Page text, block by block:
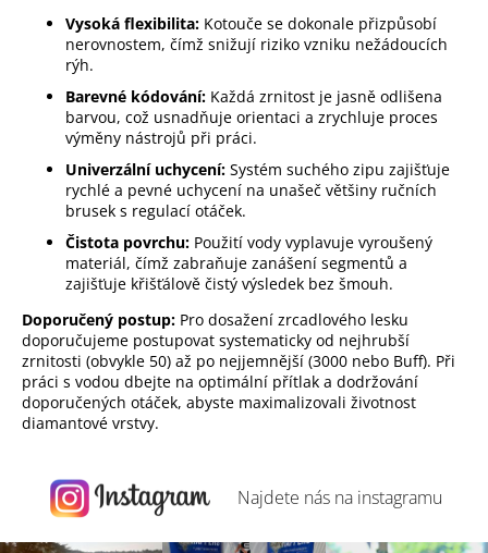
y
v
p
i
s
u
Vysoká flexibilita: Kotouče se dokonale přizpůsobí
nerovnostem, čímž snižují riziko vzniku nežádoucích
rýh.
Barevné kódování: Každá zrnitost je jasně odlišena
barvou, což usnadňuje orientaci a zrychluje proces
výměny nástrojů při práci.
Univerzální uchycení: Systém suchého zipu zajišťuje
rychlé a pevné uchycení na unašeč většiny ručních
brusek s regulací otáček.
Čistota povrchu: Použití vody vyplavuje vyroušený
materiál, čímž zabraňuje zanášení segmentů a
zajišťuje křišťálově čistý výsledek bez šmouh.
Doporučený postup: Pro dosažení zrcadlového lesku
doporučujeme postupovat systematicky od nejhrubší
zrnitosti (obvykle 50) až po nejjemnější (3000 nebo Buff). Při
práci s vodou dbejte na optimální přítlak a dodržování
doporučených otáček, abyste maximalizovali životnost
diamantové vrstvy.
Najdete nás na instagramu